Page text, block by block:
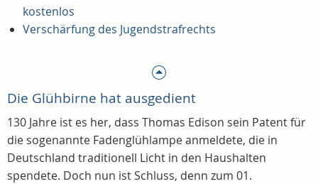
kostenlos
Verschärfung des Jugendstrafrechts
Die Glühbirne hat ausgedient
130 Jahre ist es her, dass Thomas Edison sein Patent für
die sogenannte Fadenglühlampe anmeldete, die in
Deutschland traditionell Licht in den Haushalten
spendete. Doch nun ist Schluss, denn zum 01.